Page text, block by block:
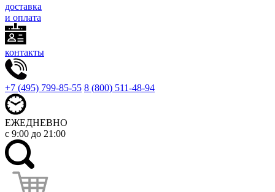
доставка
и оплата
контакты
+7 (495) 799-85-55 8 (800) 511-48-94
ЕЖЕДНЕВНО
с 9:00 до 21:00